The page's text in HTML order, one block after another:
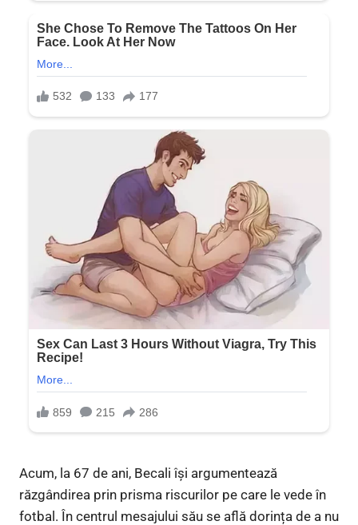
Acum, la 67 de ani, Becali își argumentează
răzgândirea prin prisma riscurilor pe care le vede în
fotbal. În centrul mesajului său se află dorința de a nu